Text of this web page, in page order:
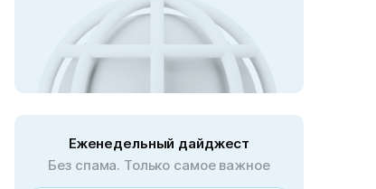
Еженедельный дайджест
Без спама. Только самое важное